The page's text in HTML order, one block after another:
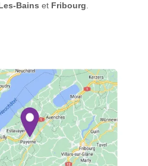
Bains et Fribourg